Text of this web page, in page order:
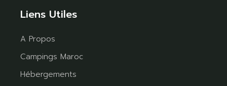
Liens Utiles
A Propos
Campings Maroc
Hébergements